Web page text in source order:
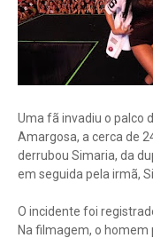
Uma fã invadiu o palco
Amargosa, a cerca de
derrubou Simaria, da
em seguida pela irmã,
O incidente foi
Na filmagem, o homem